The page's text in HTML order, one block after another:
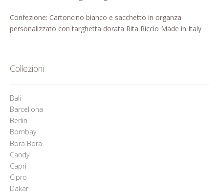
Richiesta registrazione come
Rivenditore
Confezione: Cartoncino bianco e sacchetto in organza
personalizzato con targhetta dorata Rita Riccio Made in Italy
Collezioni
Bali
Barcellona
Berlin
Bombay
Bora Bora
Candy
Capri
Cipro
Dakar